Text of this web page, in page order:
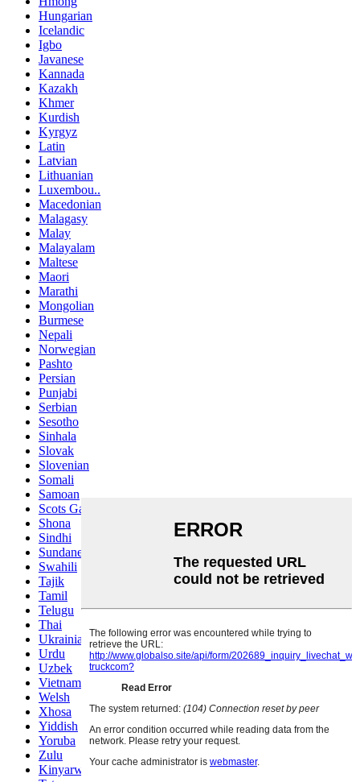
Hungarian
Icelandic
Igbo
Javanese
Kannada
Kazakh
Khmer
Kurdish
Kyrgyz
Latin
Latvian
Lithuanian
Luxembou..
Macedonian
Malagasy
Malay
Malayalam
Maltese
Maori
Marathi
Mongolian
Burmese
Nepali
Norwegian
Pashto
Persian
Punjabi
Serbian
Sesotho
Sinhala
Slovak
Slovenian
Somali
Samoan
Scots Gaelic
Shona
Sindhi
Sundanese
Swahili
Tajik
Tamil
Telugu
Thai
Ukrainian
Urdu
Uzbek
Vietnamese
Welsh
Xhosa
Yiddish
Yoruba
Zulu
Kinyarwanda